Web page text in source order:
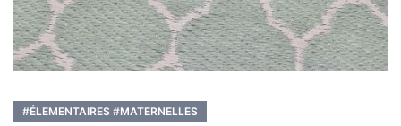
#ÉLEMENTAIRES #MATERNELLES